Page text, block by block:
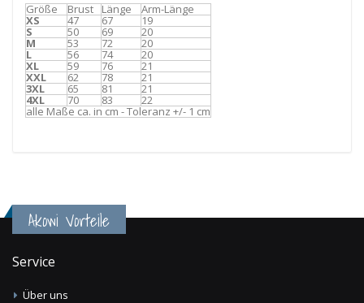
Größe Brust Länge Arm-Länge
XS 47 67 19
S 50 69 20
M 53 72 20
L 56 74 20
XL 59 76 21
XXL 62 78 21
3XL 65 81 21
4XL 70 83 22
alle Maße ca. in cm - Toleranz +/- 1 cm
Akowi Vorteile
Service
Über uns